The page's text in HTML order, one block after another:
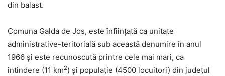
din balast.
Comuna Galda de Jos, este înființată ca unitate
administrative-teritorială sub această denumire în anul
1966 și este recunoscută printre cele mai mari, ca
intindere (11 km2) și populație (4500 locuitori) din județul